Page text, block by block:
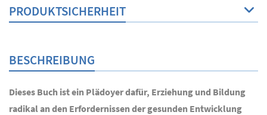
PRODUKTSICHERHEIT
BESCHREIBUNG
Dieses Buch ist ein Plädoyer dafür, Erziehung und Bildung
radikal an den Erfordernissen der gesunden Entwicklung